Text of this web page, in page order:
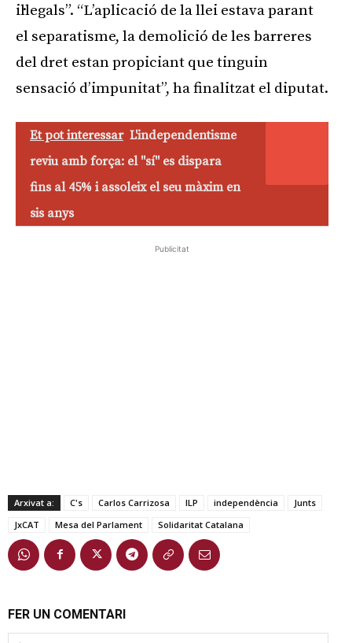
il·legals”. “L’aplicació de la llei estava parant
el separatisme, la demolició de les barreres
del dret estan propiciant que tinguin
sensació d’impunitat”, ha finalitzat el diputat.
Et pot interessar L'independentisme
reviu amb força: el "sí" es dispara
fins al 45% i assoleix el seu màxim en
sis anys
Publicitat
Arxivat a: C's Carlos Carrizosa ILP independència
Junts
JxCAT
Mesa del Parlament Solidaritat Catalana
FER UN COMENTARI